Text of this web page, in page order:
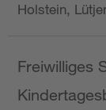
Holstein,
Freiwilliges